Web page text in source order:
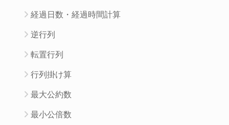
経過日数・経過時間計算
逆行列
転置行列
行列掛け算
最大公約数
最小公倍数